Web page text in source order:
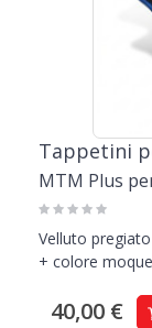
Tappetini
MTM Plus
Velluto pregiato
+ colore
40,00 €